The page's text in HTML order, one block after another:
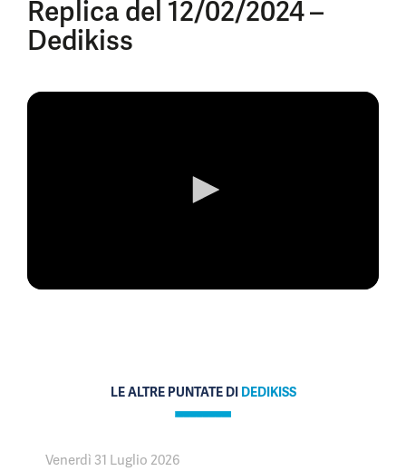
Replica del 12/02/2024 –
Dedikiss
LE ALTRE PUNTATE DI DEDIKISS
Venerdì 31 Luglio 2026